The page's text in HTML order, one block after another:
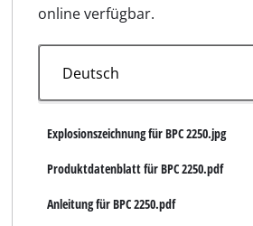
online verfügbar.
Explosionszeichnung für BPC 2250.jpg
Produktdatenblatt für BPC 2250.pdf
Anleitung für BPC 2250.pdf